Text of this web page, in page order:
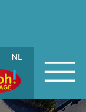
NL